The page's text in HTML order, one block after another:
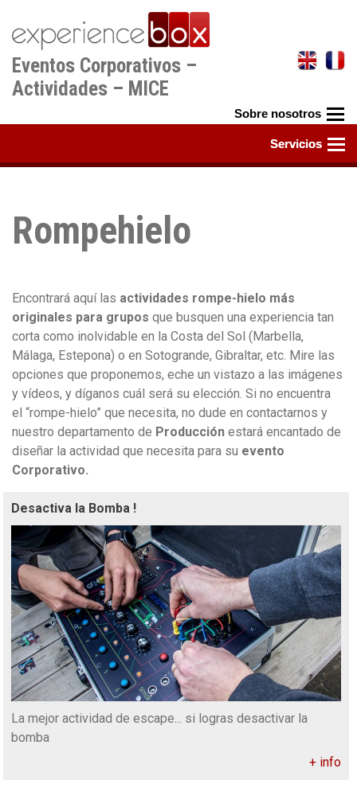
contenido
principal
Eventos Corporativos –
Actividades – MICE
Rompehielo
Encontrará aquí las actividades rompe-hielo más
originales para grupos que busquen una experiencia tan
corta como inolvidable en la Costa del Sol (Marbella,
Málaga, Estepona) o en Sotogrande, Gibraltar, etc. Mire las
opciones que proponemos, eche un vistazo a las imágenes
y vídeos, y díganos cuál será su elección. Si no encuentra
el “rompe-hielo” que necesita, no dude en contactarnos y
nuestro departamento de Producción estará encantado de
diseñar la actividad que necesita para su evento
Corporativo.
Desactiva la Bomba !
La mejor actividad de escape... si logras desactivar la
bomba
+ info